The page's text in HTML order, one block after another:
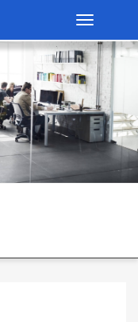
Toggle